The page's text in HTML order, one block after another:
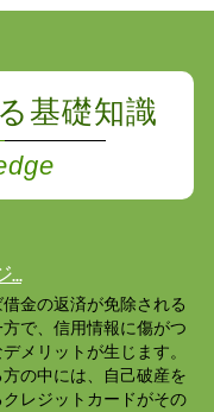
基礎知識
...
金の返済が免除される
で、信用情報に傷がつ
メリットが生じます。
の中には、自己破産を
レジットカードがその